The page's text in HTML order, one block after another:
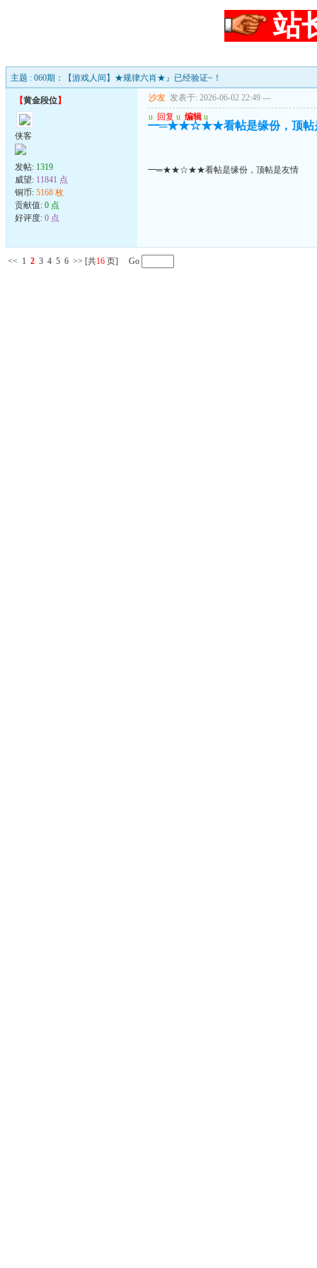
站
主题 : 060期：【游戏人间】★规律六肖★』已经验证~！
【黄金段位】
侠客
发帖: 1319
威望: 11841 点
铜币: 5168 枚
贡献值: 0 点
好评度: 0 点
沙发 发表于: 2026-06-02 22:49 ---
u 回复 u 编辑 u
━═★★☆★★看帖是缘份，顶帖
━═★★☆★★看帖是缘份，顶帖是友情
<< 1 2 3 4 5 6 >> [共16 页] Go